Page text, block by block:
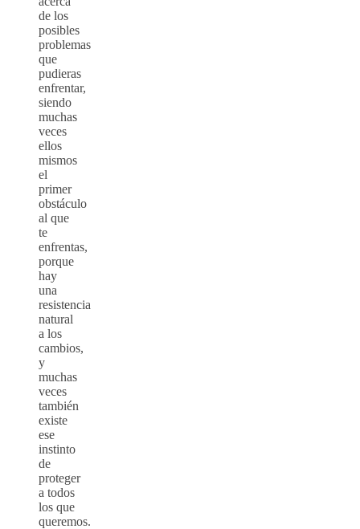
de los
posibles
problemas
que
pudieras
enfrentar,
siendo
muchas
veces
ellos
mismos
el
primer
obstáculo
al que
te
enfrentas,
porque
hay
una
resistencia
natural
a los
cambios,
y
muchas
veces
también
existe
ese
instinto
de
proteger
a todos
los que
queremos.